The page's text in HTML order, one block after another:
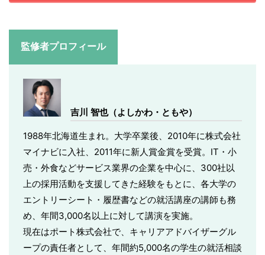
監修者プロフィール
吉川 智也（よしかわ・ともや）
1988年北海道生まれ。大学卒業後、2010年に株式会社
マイナビに入社、2011年に新人賞金賞を受賞。IT・小
売・外食などサービス業界の企業を中心に、300社以
上の採用活動を支援してきた経験をもとに、各大学の
エントリーシート・履歴書などの就活講座の講師も務
め、年間3,000名以上に対して講演を実施。
現在はポート株式会社で、キャリアアドバイザーグル
ープの責任者として、年間約5,000名の学生の就活相談